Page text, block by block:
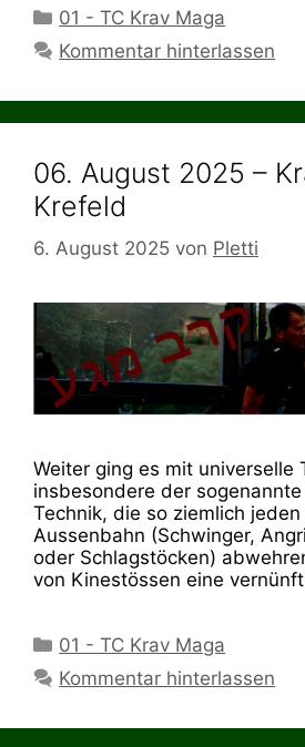
Kategorien
01 - TC Krav Maga
Kommentar hinterlassen
06. August 2025 –
Krefeld
6. August 2025 von Pletti
Weiter ging es mit universelle
insbesondere der sogenannte
Technik, die so ziemlich
Aussenbahn (Schwinger,
oder Schlagstöcken)
von Kinestössen eine
Kategorien
01 - TC Krav Maga
Kommentar hinterlassen